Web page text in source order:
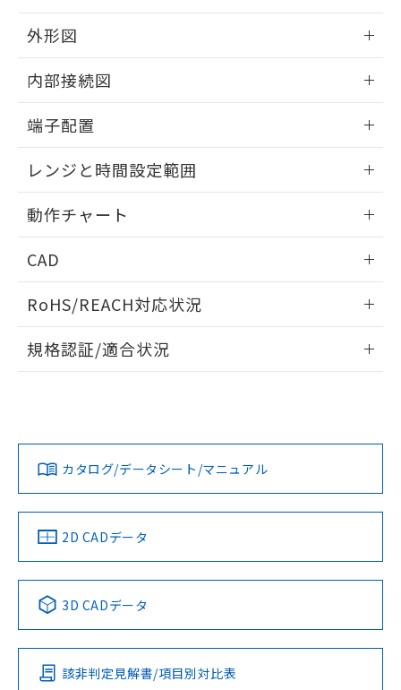
外形図
外形図
内部接続図
内部接続図
端子配置
端子配置
レンジと時間設定範囲
レンジと時間設定範囲
動作チャート
動作チャート
CAD
ドすることができます。
ログイン/会員登録
ダウンロードデータをご利用いただく前に、以下を必ずお読
みください。
ソフトウェアの使用条件
RoHS/REACH対応状況
EU RoHS 注意事項・凡例
対応済み
中国 RoHS 注意事項・凡例
Pb Hg Cd Cr(VI)
O
規格認証/適合状況
LR型式承認
（イギリス
船舶規格）
DNV型式承認
（ノルウェー
BV型式承認
（フランス
KR型式
（韓国
Yes No No No
この製品の規格認証/適合状況ページへ
その他の認証はこちらのページからご検索ください
カタログ/データシート/マニュアル
2D CADデータ
3D CADデータ
該非判定見解書/項目別対比表
あります。
登録された部品リストについて、当社
および当社の共同利用者が、当社の製
品・サービスに関するお客様との取
※当社の共同利用者とは、"個人情報
の共同利用に関して"
用者の範囲」に記載されている法人を
指します。
※3 非含有証明書ダウンロード
下記の非含有証明書をダウンロードするこ
とができます。
EU RoHS指令（10物質）の非含有証明書
51物質の非含有証明書（当社基準）
※本証明書は発行日時点で非含有を証明す
ものではありません。
また、RoHS指令のフタル酸エステル類４
欄に対応日を記載しておりました。
既に当社にて対応品への在庫切替を完了
していることから、特段のことがない限
り、2022年1月12日より割愛しておりま
す。
「－」：未確認です。当社販売部門へお問
い合わせください。